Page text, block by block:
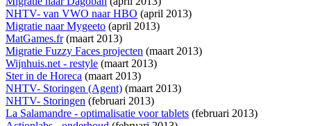
NHTV- van VWO naar HBO (april 2013)
Migratie naar Mygeeto (april 2013)
MatGames.fr(maart 2013)
Migratie Fuzzy Faces projecten (maart 2013)
Wijnhuis.net - restyle (maart 2013)
Ster in de Horeca (maart 2013)
NHTV- Storingen (Agent) (maart 2013)
NHTV- Storingen (februari 2013)
La Salamandre - optimalisatie voor tablets (februari 2013)